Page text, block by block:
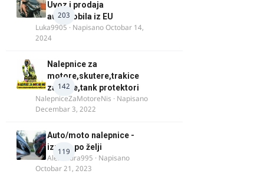
203
Uvoz i prodaja
automobila iz EU
Luka9905 · NapisanoOctobar 14,
2024
142
Nalepnice za
motore,skutere,trakice
za felne,tank protektori
NalepniceZaMotoreNis · Napisano
Decembar 3, 2022
119
Auto/moto nalepnice -
izrada po želji
Alexandra995 · Napisano
Octobar 21, 2023